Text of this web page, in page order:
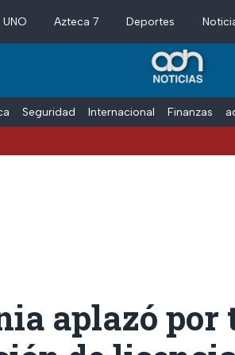
Azteca 7 Deportes
Seguridad Internacional Finanzas
aplazó por